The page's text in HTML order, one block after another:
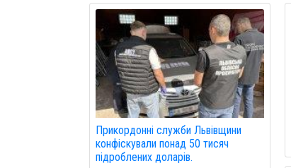
Прикордонні служби Львівщини
конфіскували понад 50 тисяч
підроблених доларів.